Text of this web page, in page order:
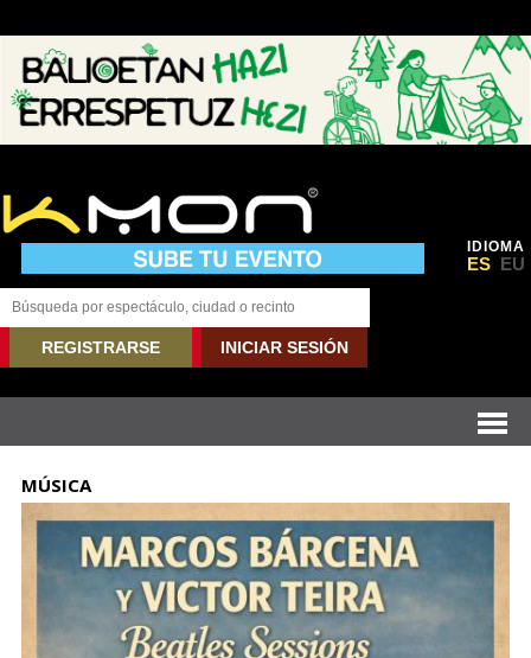
IDIOMA
ES EU
REGISTRARSE INICIAR SESIÓN
MÚSICA